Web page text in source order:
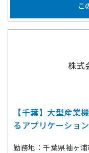
こ
株式
【千葉】大型産業
るアプリケーショ
勤務地
千葉県袖ヶ